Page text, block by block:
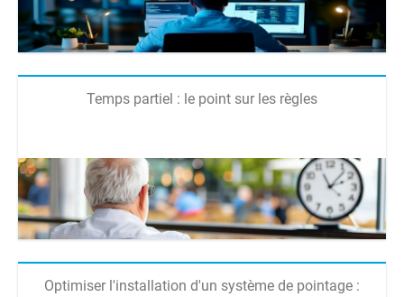
Temps partiel : le point sur les règles
Optimiser l'installation d'un système de pointage :